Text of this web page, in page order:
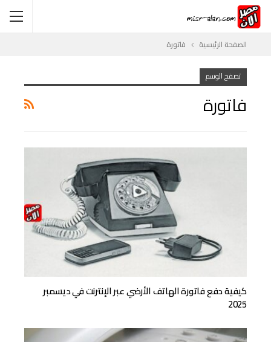
الصفحة الرئيسية فاتورة
تصفح الوسم
فاتورة
كيفية دفع فاتورة الهاتف الأرضي عبر الإنترنت في ديسمبر
2025